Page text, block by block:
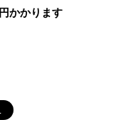
円かかります